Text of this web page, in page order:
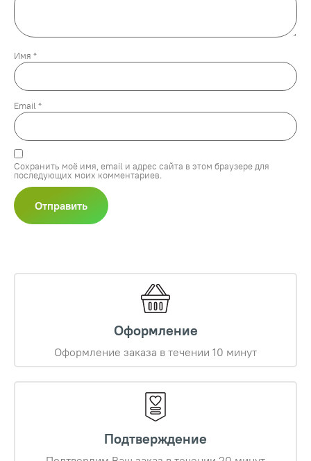
Имя *
Email *
Сохранить моё имя, email и адрес сайта в этом браузере для
последующих моих комментариев.
Оформление
Оформление заказа в течении 10 минут
Подтверждение